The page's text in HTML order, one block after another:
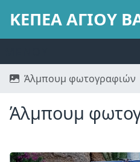
ΚΕΠΕΑ ΑΓΙΟΥ
Άλμπουμ φωτογραφιών
Άλμπουμ